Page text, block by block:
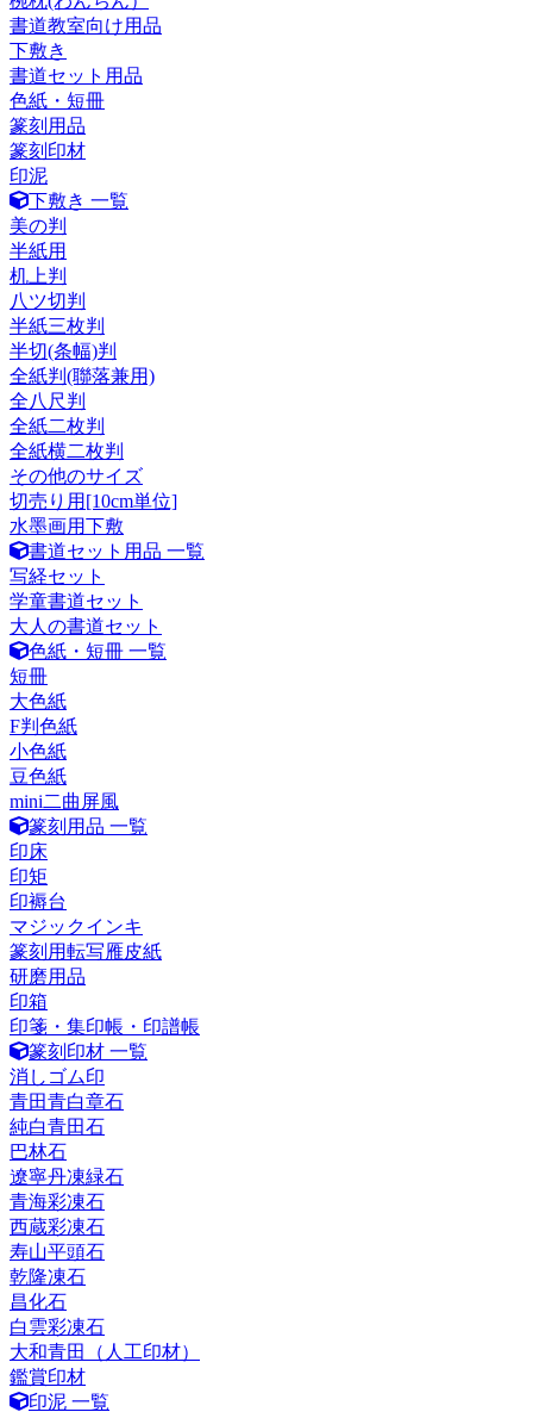
書道教室向け用品
下敷き
書道セット用品
色紙・短冊
篆刻用品
篆刻印材
印泥
下敷き 一覧
美の判
半紙用
机上判
八ツ切判
半紙三枚判
半切(条幅)判
全紙判(聯落兼用)
全八尺判
全紙二枚判
全紙横二枚判
その他のサイズ
切売り用[10cm単位]
水墨画用下敷
書道セット用品 一覧
写経セット
学童書道セット
大人の書道セット
色紙・短冊 一覧
短冊
大色紙
F判色紙
小色紙
豆色紙
mini二曲屏風
篆刻用品 一覧
印床
印矩
印褥台
マジックインキ
篆刻用転写雁皮紙
研磨用品
印箱
印箋・集印帳・印譜帳
篆刻印材 一覧
消しゴム印
青田青白章石
純白青田石
巴林石
遼寧丹凍緑石
青海彩凍石
西蔵彩凍石
寿山平頭石
乾隆凍石
昌化石
白雲彩凍石
大和青田（人工印材）
鑑賞印材
印泥 一覧